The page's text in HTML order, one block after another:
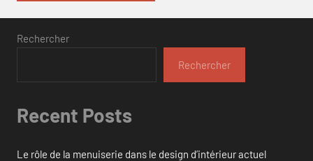
Rechercher
Rechercher
Recent Posts
Le rôle de la menuiserie dans le design d’intérieur actuel